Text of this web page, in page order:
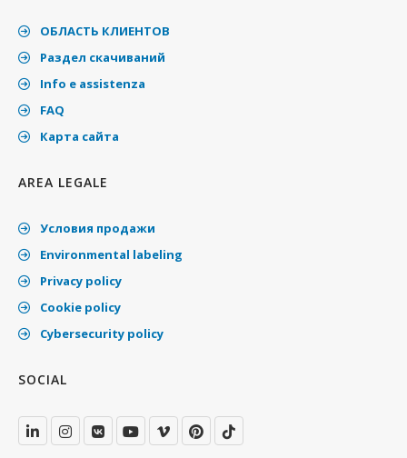
ОБЛАСТЬ КЛИЕНТОВ
Раздел скачиваний
Info e assistenza
FAQ
Карта сайта
AREA LEGALE
Условия продажи
Environmental labeling
Privacy policy
Cookie policy
Cybersecurity policy
SOCIAL